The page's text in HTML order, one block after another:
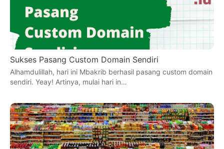
Sukses Pasang Custom Domain Sendiri
Alhamdulillah, hari ini Mbakrib berhasil pasang custom domain
sendiri. Yeay! Artinya, mulai hari in…